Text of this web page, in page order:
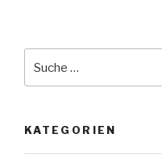
KATEGORIEN